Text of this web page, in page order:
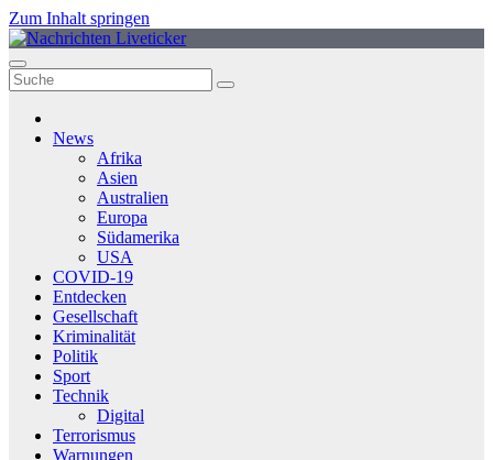
Zum Inhalt springen
News
Afrika
Asien
Australien
Europa
Südamerika
USA
COVID-19
Entdecken
Gesellschaft
Kriminalität
Politik
Sport
Technik
Digital
Terrorismus
Warnungen